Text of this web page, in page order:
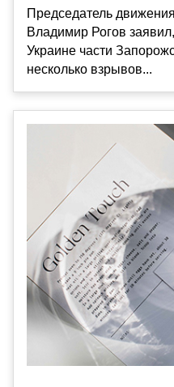
Председатель
Владимир Рогов
Украине части
несколько взрывов...